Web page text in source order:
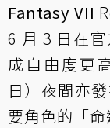
Fantasy VII
6 月 3 日在
成自由度更
日）夜間亦
要角色的「命